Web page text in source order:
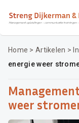
Over SD&P
Waarom SD&P
Incompany / MD
Opleidingsadvies
Home > Artikelen >
energie weer
weer